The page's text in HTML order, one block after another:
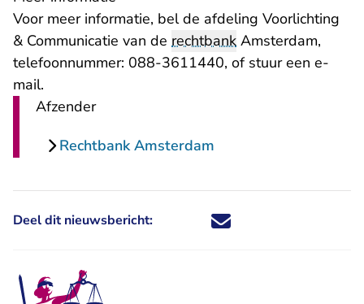
Voor meer informatie, bel de afdeling Voorlichting
& Communicatie van de rechtbank Amsterdam,
telefoonnummer: 088-3611440, of stuur een e-
mail- U verlaat Rechtspraak.nl
.
Afzender
Rechtbank Amsterdam
Deel dit nieuwsbericht: Deel dit nieuwsbericht via X -
Deel dit nieuwsbericht via
Deel dit nieuwsbericht
Deel dit